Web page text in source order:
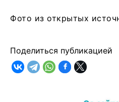
Фото из открытых
Поделиться публикацией